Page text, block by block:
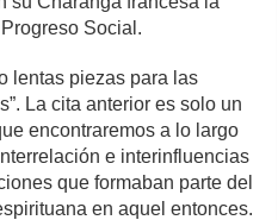
Social.
lentas piezas para las
La cita anterior es solo un
encontraremos a lo largo
e interinfluencias
que formaban parte del
en aquel entonces.